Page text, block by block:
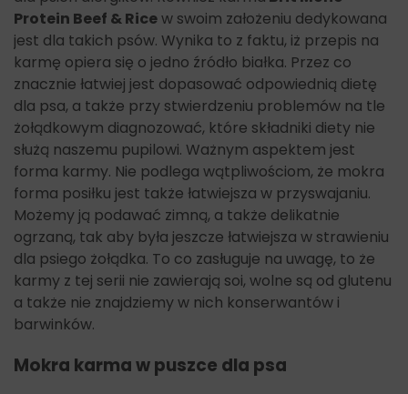
Protein Beef & Ricew swoim założeniu dedykowana
jest dla takich psów. Wynika to z faktu, iż przepis na
karmę opiera się o jedno źródło białka. Przez co
znacznie łatwiej jest dopasować odpowiednią dietę
dla psa, a także przy stwierdzeniu problemów na tle
żołądkowym diagnozować, które składniki diety nie
służą naszemu pupilowi. Ważnym aspektem jest
forma karmy. Nie podlega wątpliwościom, że mokra
forma posiłku jest także łatwiejsza w przyswajaniu.
Możemy ją podawać zimną, a także delikatnie
ogrzaną, tak aby była jeszcze łatwiejsza w strawieniu
dla psiego żołądka. To co zasługuje na uwagę, to że
karmy z tej serii nie zawierają soi, wolne są od glutenu
a także nie znajdziemy w nich konserwantów i
barwinków.
Mokra karma w puszce dla psa